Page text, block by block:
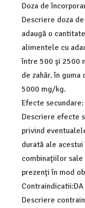
Doza de
Descriere doza
adaugă o
alimentele cu
între 500 şi 2500
de zahăr. în guma
5000 mg/kg.
Efecte secundare:
Descriere efecte
privind
durată ale
combinaţiilor
prezenţi în mod
Contraindicatii:DA
Descriere